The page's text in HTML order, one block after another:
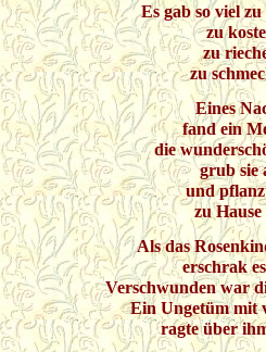
Es gab so viel
zu
zu
zu
Eines
fand ein
die
grub sie
und
zu Hause
Als das
erschrak
Verschwunden war
Ein Ungetüm mit
ragte über